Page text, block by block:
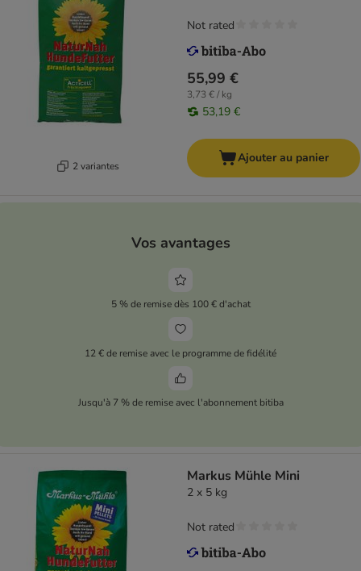
2 variantes
55,99 €
3,73 € / kg
53,19 €
Not rated
Ajouter au panier
Vos avantages
5 % de remise dès 100 € d'achat
12 € de remise avec le programme de fidélité
Jusqu'à 7 % de remise avec l'abonnement bitiba
Markus Mühle Mini
2 x 5 kg
Not rated